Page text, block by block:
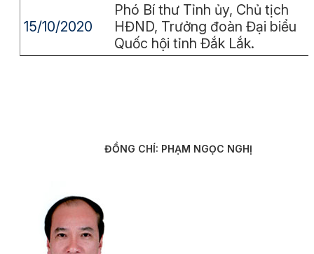
15/10/2020
Phó Bí thư Tỉnh ủy, Chủ tịch
HĐND, Trưởng đoàn Đại biểu
Quốc hội tỉnh Đắk Lắk.
ĐỒNG CHÍ: PHẠM NGỌC NGHỊ